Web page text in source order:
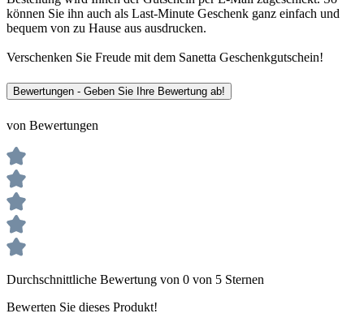
können Sie ihn auch als Last-Minute Geschenk ganz einfach und
bequem von zu Hause aus ausdrucken.
Verschenken Sie Freude mit dem Sanetta Geschenkgutschein!
Bewertungen - Geben Sie Ihre Bewertung ab!
von Bewertungen
Durchschnittliche Bewertung von 0 von 5 Sternen
Bewerten Sie dieses Produkt!